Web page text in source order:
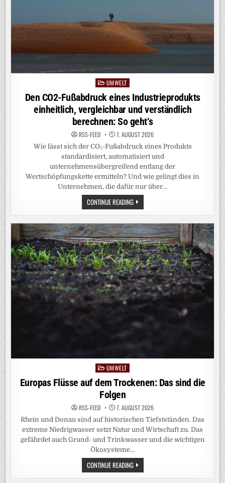
EIN
PostedUMWELT
Den CO2-Fußabdruck eines Industrieprodukts
einheitlich, vergleichbar und verständlich
berechnen: So geht‘s
RSS-FEED 7. AUGUST 2026
Wie lässt sich der CO₂-Fußabdruck eines Produkts
standardisiert, automatisiert und
unternehmensübergreifend entlang der
Wertschöpfungskette ermitteln? Und wie gelingt dies in
Unternehmen, die dafür nur über…
CONTINUE READINGDEN
CO2-
FUSSABDRUCK E
NDUSTRIEPRODUKTS E
INHEITLICH, V
ERGLEICHBAR U
ND V
ERSTÄNDLICH B
ERECHNEN: S
O G
EHT‘S
Posted
in
UMWELT
Europas Flüsse auf dem Trockenen: Das sind die
Folgen
RSS-FEED 7. AUGUST 2026
Rhein und Donau sind auf historischen Tiefstständen. Das
extreme Niedrigwasser setzt Natur und Wirtschaft zu. Das
gefährdet auch Grund- und Trinkwasser und die wichtigen
Ökosysteme…
CONTINUE READINGEUROPAS
FLÜSSE
AUF